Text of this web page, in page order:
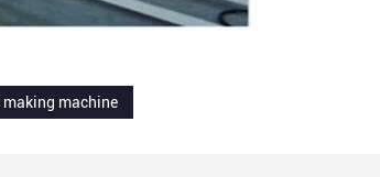
machine